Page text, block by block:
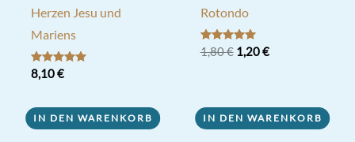
Herzen Jesu und
Mariens
Bewertet mit
5.00
8,10€
IN DEN WARENKORB
Rotondo
Bewertet mit
5.00
1,80€ Ursprünglicher
1,20€Aktueller
IN DEN WARENKORB